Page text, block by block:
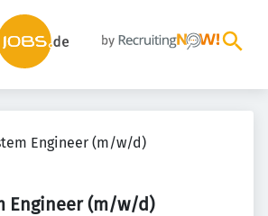
Engineer (m/w/d)
Engineer (m/w/d)